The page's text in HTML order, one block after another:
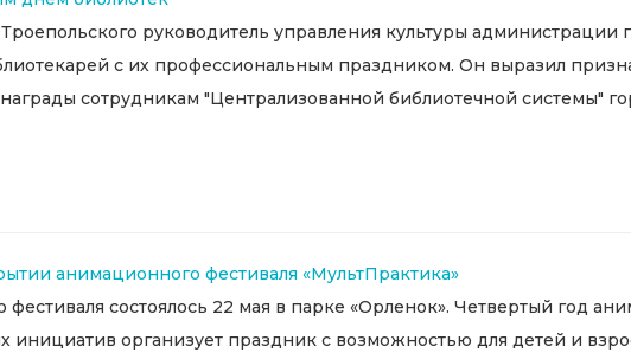
руководитель управления культуры администрации
с их профессиональным праздником. Он выразил
сотрудникам "Централизованной библиотечной системы"
анимационного фестиваля «МультПрактика»
состоялось 22 мая в парке «Орленок». Четвертый год
организует праздник с возможностью для детей и